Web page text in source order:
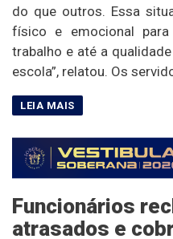
do que outros. Essa
físico e emocional
trabalho e até a
escola”, relatou. Os
Funcionários
atrasados e